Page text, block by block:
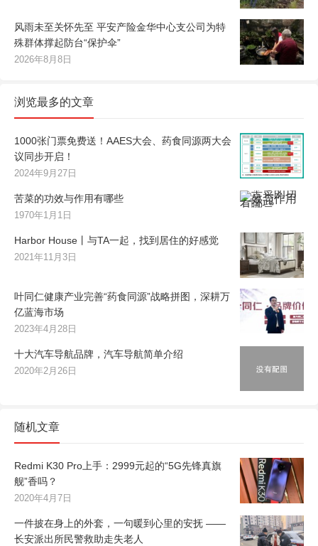
风雨未至关怀先至 平安产险金华中心支公司为特
殊群体撑起防台“保护伞”
2026年8月8日
浏览最多的文章
1000张门票免费送！AAES大会、药食同源两大会
议同步开启！
2024年9月27日
苦菜的功效与作用有哪些
1970年1月1日
Harbor House丨与TA一起，找到居住的好感觉
2021年11月3日
叶同仁健康产业完善“药食同源”战略拼图，深耕万
亿蓝海市场
2023年4月28日
十大汽车导航品牌，汽车导航简单介绍
2020年2月26日
随机文章
Redmi K30 Pro上手：2999元起的“5G先锋真旗
舰”香吗？
2020年4月7日
一件披在身上的外套，一句暖到心里的安抚 ——
长安派出所民警救助走失老人